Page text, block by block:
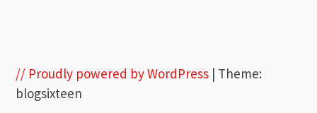
// Proudly powered by WordPress | Theme:
blogsixteen